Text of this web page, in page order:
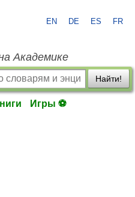
EN DE ES FR
Академике
Найти!
Игры ⚽